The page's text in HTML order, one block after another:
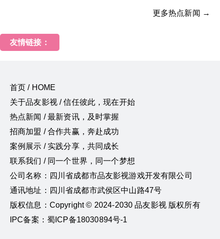
更多热点新闻 →
友情链接：
首页 / HOME
关于品友影视 / 信任彼此，现在开始
热点新闻 / 最新资讯，及时掌握
招商加盟 / 合作共赢，奔赴成功
案例展示 / 实践分享，共同成长
联系我们 / 同一个世界，同一个梦想
公司名称：四川省成都市品友影视游戏开发有限公司
通讯地址：四川省成都市武侯区中山路47号
版权信息：Copyright © 2024-2030 品友影视 版权所有
IPC备案：蜀ICP备18030894号-1